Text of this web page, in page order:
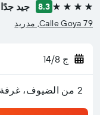
4 نجوم 8.3 جيد جدًا
Calle Goya 79, مدريد
ج 14/8
2 من الضيوف، غرفة واحدة